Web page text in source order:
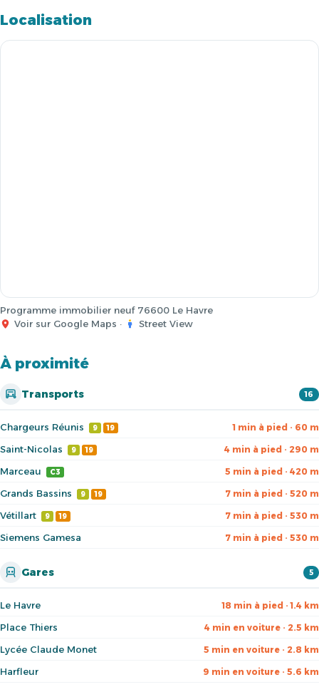
Localisation
Programme immobilier neuf 76600 Le Havre
Voir sur Google Maps · Street View
À proximité
Transports 16
Chargeurs Réunis 9 19 1 min à pied · 60 m
Saint-Nicolas 9 19 4 min à pied · 290 m
Marceau C3 5 min à pied · 420 m
Grands Bassins 9 19 7 min à pied · 520 m
Vétillart 9 19 7 min à pied · 530 m
Siemens Gamesa 7 min à pied · 530 m
Gares 5
Le Havre 18 min à pied · 1.4 km
Place Thiers 4 min en voiture · 2.5 km
Lycée Claude Monet 5 min en voiture · 2.8 km
Harfleur 9 min en voiture · 5.6 km